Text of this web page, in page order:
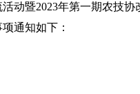
动暨2023年第一期农技
通知如下：